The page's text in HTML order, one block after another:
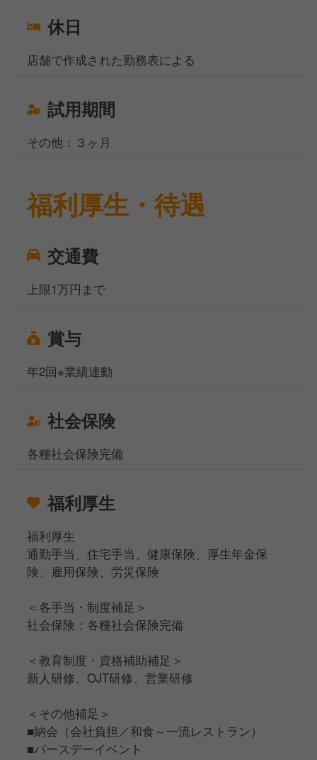
休日
店舗で作成された勤務表による
試用期間
その他：３ヶ月
福利厚生・待遇
交通費
上限1万円まで
賞与
年2回※業績連動
社会保険
各種社会保険完備
福利厚生
福利厚生
通勤手当、住宅手当、健康保険、厚生年金保
険、雇用保険、労災保険
＜各手当・制度補足＞
社会保険：各種社会保険完備
＜教育制度・資格補助補足＞
新人研修、OJT研修、営業研修
＜その他補足＞
■納会（会社負担／和食～一流レストラン）
■バースデーイベント